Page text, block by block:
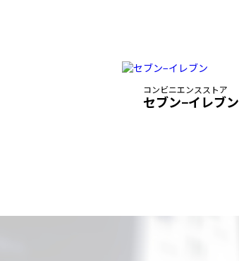
コンビニエンスストア
セブン−イレブン